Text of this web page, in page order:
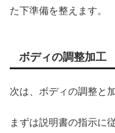
た下準備を整えます。
ボディの調整加工
次は、ボディの調整と
まずは説明書の指示に